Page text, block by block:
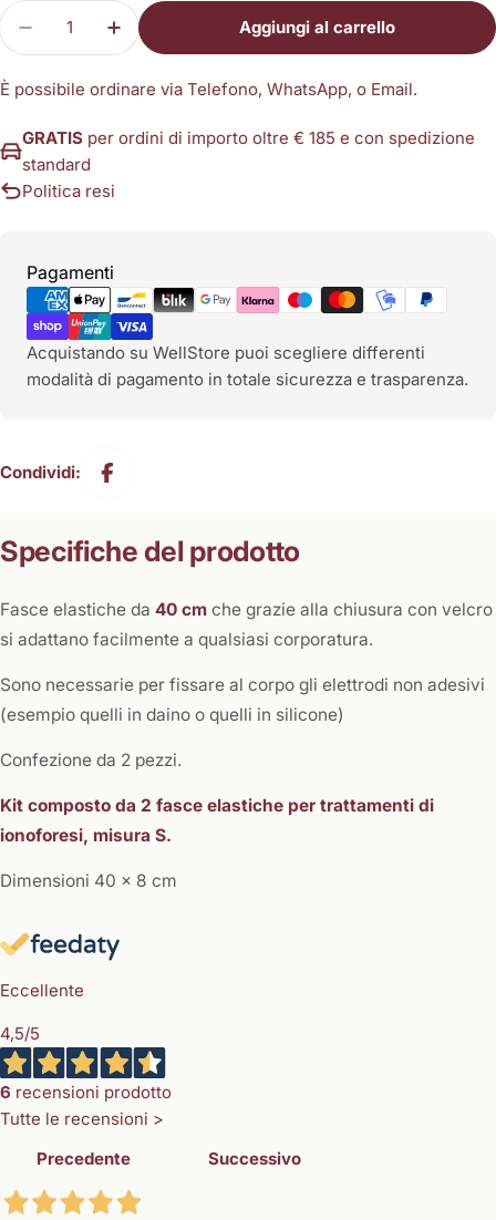
Quantità
Diminuisci la quantità per Fasce Elastiche da 40
Aumenta la quantità per Fasce
Aggiungi al carrello
È possibile ordinare via Telefono, WhatsApp, o Email.
GRATIS per ordini di importo oltre € 185 e con spedizione
standard
Politica resi
Pagamenti
Metodi
di
pagamento
Acquistando su WellStore puoi scegliere differenti
modalità di pagamento in totale sicurezza e trasparenza.
Condividi:
Specifiche del prodotto
Fasce elastiche da 40 cm che grazie alla chiusura con velcro
si adattano facilmente a qualsiasi corporatura.
Sono necessarie per fissare al corpo gli elettrodi non adesivi
(esempio quelli in daino o quelli in silicone)
Confezione da 2 pezzi.
Kit composto da 2 fasce elastiche per trattamenti di
ionoforesi, misura S.
Dimensioni 40 x 8 cm
Eccellente
4,5/5
6 recensioni prodotto
Tutte le recensioni >
Precedente
Successivo